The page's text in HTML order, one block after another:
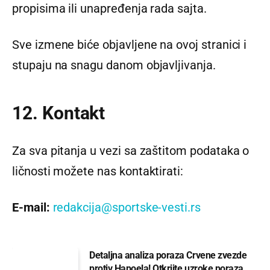
propisima ili unapređenja rada sajta.
Sve izmene biće objavljene na ovoj stranici i
stupaju na snagu danom objavljivanja.
12. Kontakt
Za sva pitanja u vezi sa zaštitom podataka o
ličnosti možete nas kontaktirati:
E-mail: redakcija@sportske-vesti.rs
Detaljna analiza poraza Crvene zvezde